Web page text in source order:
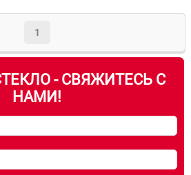
1
- СВЯЖИТЕСЬ С
НАМИ!